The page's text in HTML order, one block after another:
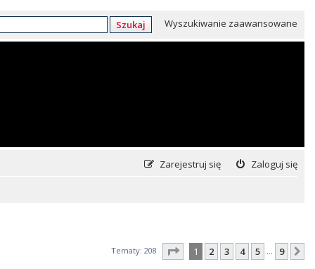
Szukaj Wyszukiwanie zaawansowane
Zaloguj się
Zarejestruj się
Tematy: 208 Strona1 z9
1 2 3 4 5 … 9